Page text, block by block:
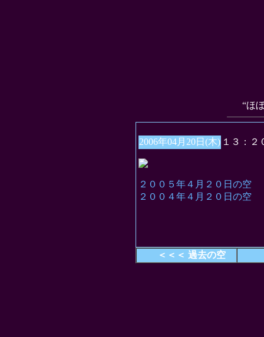
“ほ
2006年04月20日(木) １３：２
２００５年４月２０日の空
２００４年４月２０日の空
＜＜＜ 過去の空